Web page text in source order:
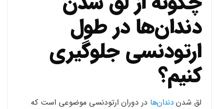
دندان‌ها در طول
ارتودنسی جلوگیری
کنیم؟
لق شدن دندان‌ها در دوران ارتودنسی موضوعی است که